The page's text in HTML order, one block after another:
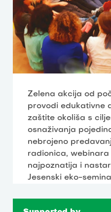
Zelena akcija od
provodi edukativne
zaštite okoliša s
osnaživanja
nebrojeno
radionica, webinara
najpoznatija i
Jesenski eko-